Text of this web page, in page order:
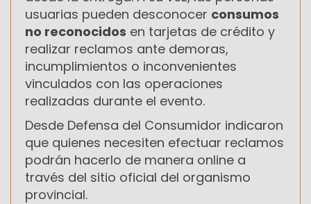
usuarias pueden desconocer consumos
no reconocidos en tarjetas de crédito y
realizar reclamos ante demoras,
incumplimientos o inconvenientes
vinculados con las operaciones
realizadas durante el evento.
Desde Defensa del Consumidor indicaron
que quienes necesiten efectuar reclamos
podrán hacerlo de manera online a
través del sitio oficial del organismo
provincial.